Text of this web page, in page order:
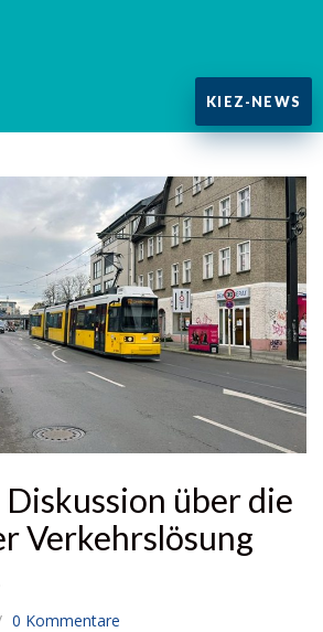
KIEZ-NEWS
über die
Verkehrslösung
0 Kommentare